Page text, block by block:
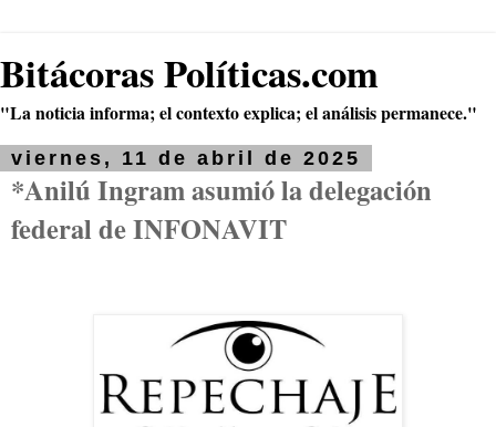
Bitácoras Políticas.com
"La noticia informa; el contexto explica; el análisis permanece."
viernes, 11 de abril de 2025
*Anilú Ingram asumió la delegación
federal de INFONAVIT